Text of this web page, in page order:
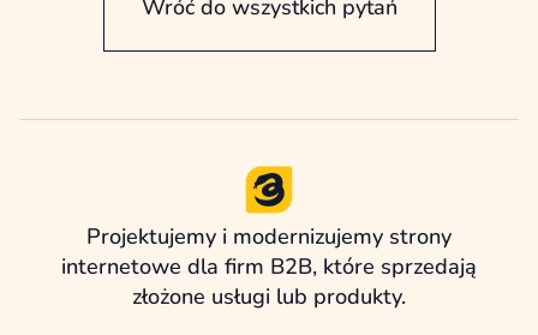
Wróć do wszystkich pytań
Projektujemy i modernizujemy strony
internetowe dla firm B2B, które sprzedają
złożone usługi lub produkty.